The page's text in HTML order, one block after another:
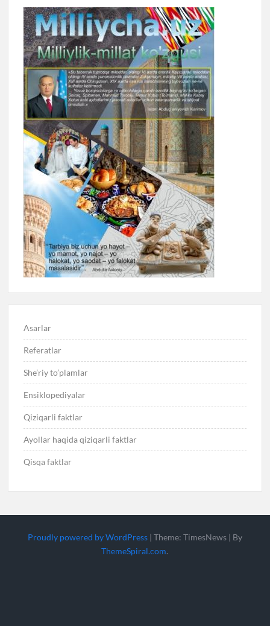
Asarlar
Referatlar
She’riy to’plamlar
Ensiklopediyalar
Qiziqarli faktlar
Ayollar haqida qiziqarli faktlar
Qisqa faktlar
Proudly powered by WordPress | Theme: TimesNews | By
ThemeSpiral.com.